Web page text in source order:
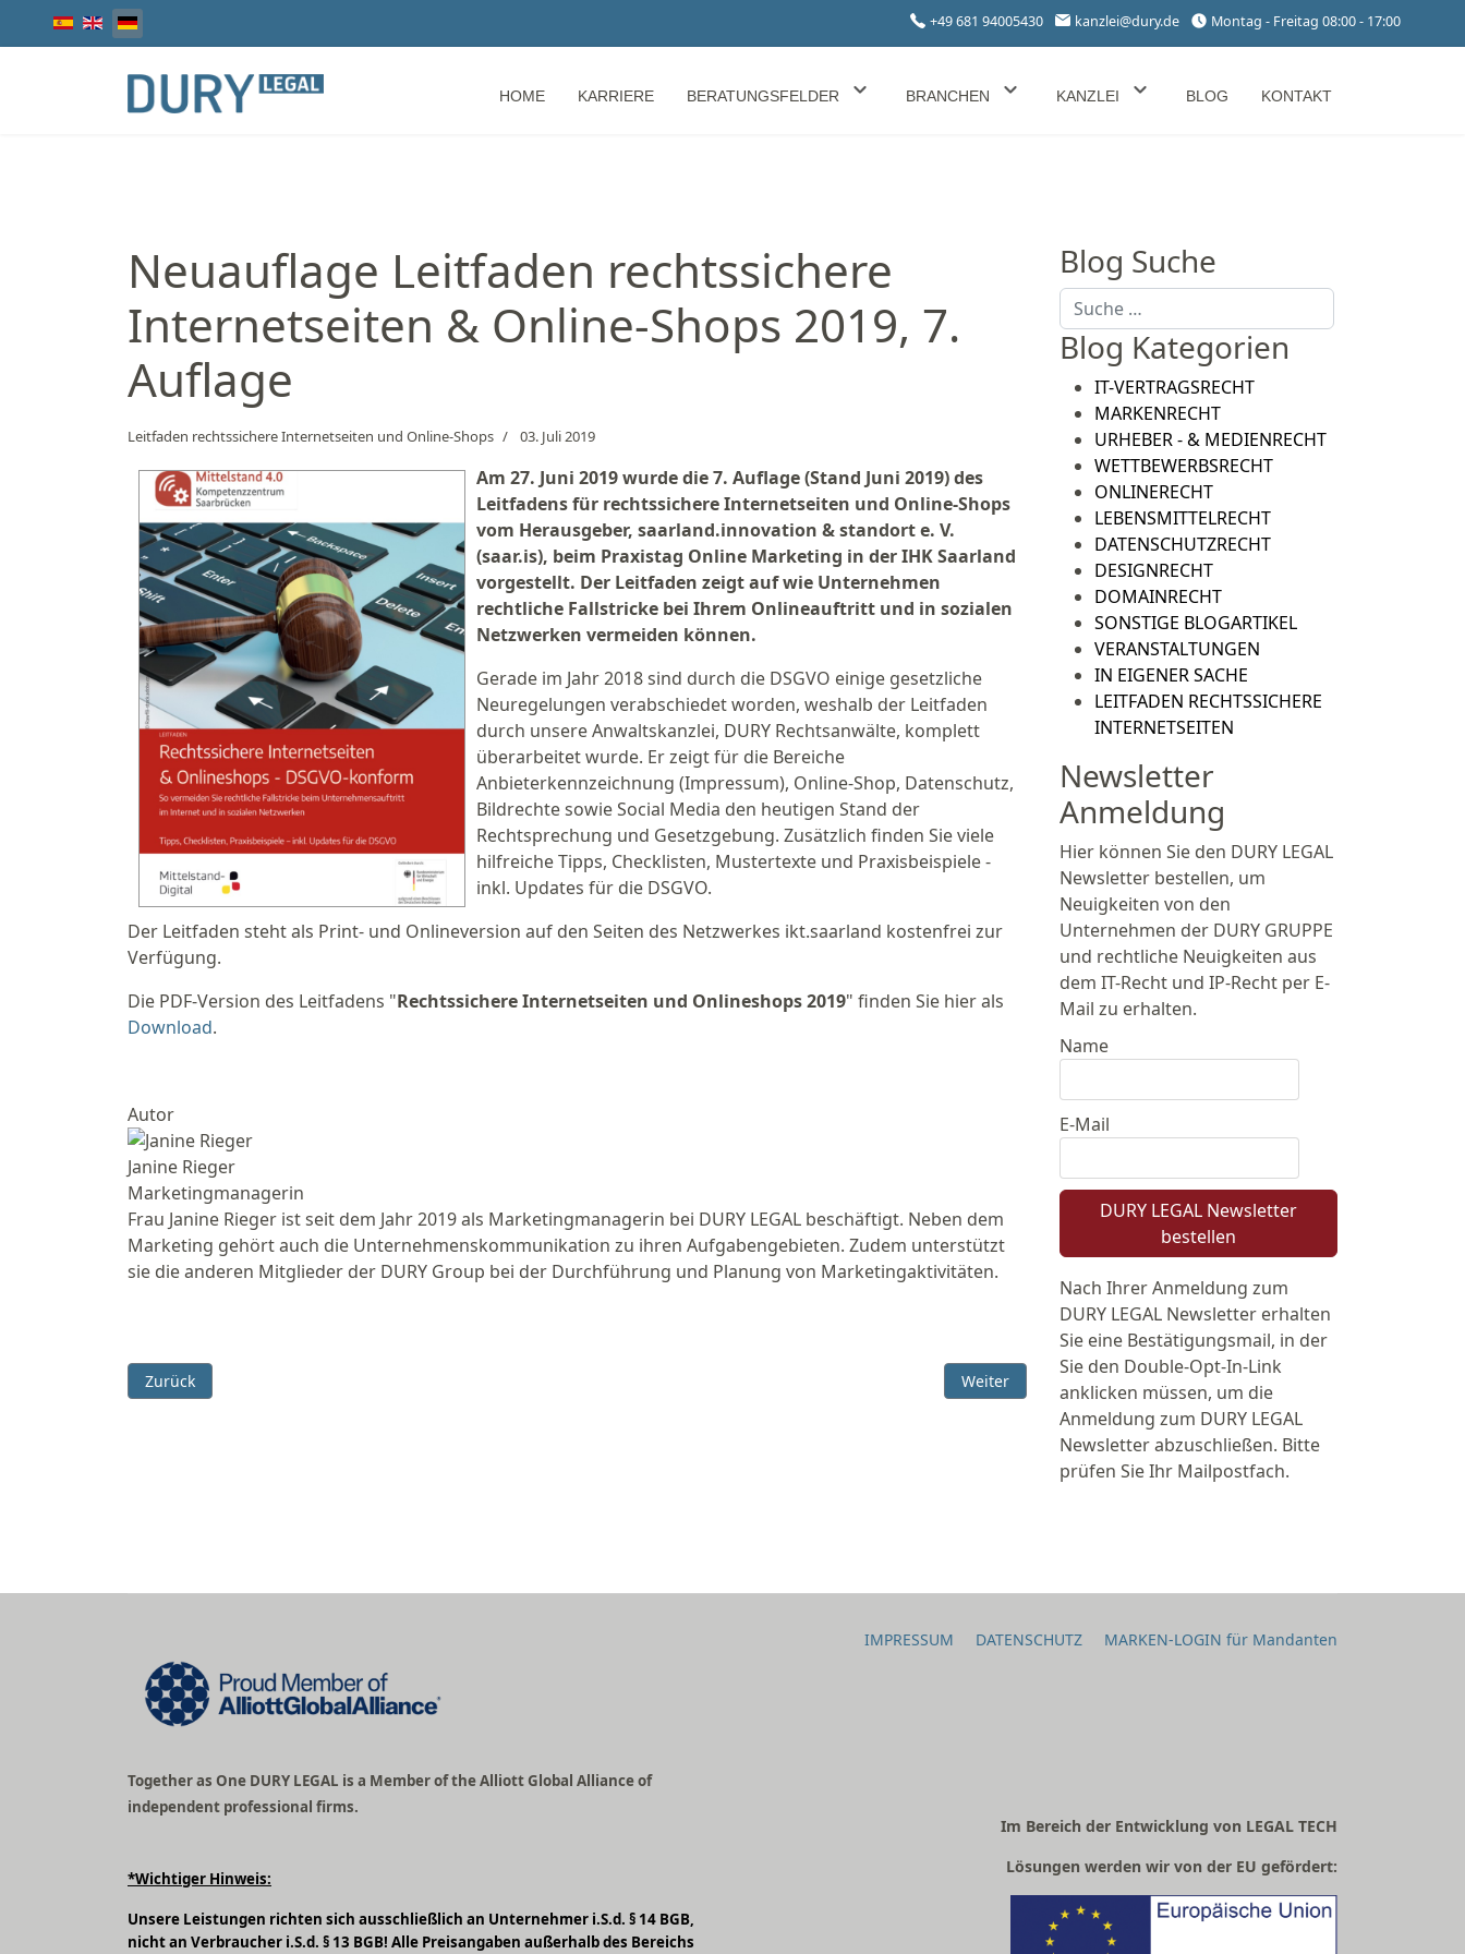
Sprache auswählen +49 681 94005430 kanzlei@dury.de Montag - Freitag 08:00 - 17:00
HOME KARRIERE BERATUNGSFELDER BRANCHEN KANZLEI BLOG KONTAKT
Neuauflage Leitfaden rechtssichere
Internetseiten & Online-Shops 2019, 7.
Auflage
Leitfaden rechtssichere Internetseiten und Online-Shops 03. Juli 2019
Am 27. Juni 2019 wurde die 7. Auflage (Stand Juni 2019) des
Leitfadens für rechtssichere Internetseiten und Online-Shops
vom Herausgeber, saarland.innovation & standort e. V.
(saar.is), beim Praxistag Online Marketing in der IHK Saarland
vorgestellt. Der Leitfaden zeigt auf wie Unternehmen
rechtliche Fallstricke bei Ihrem Onlineauftritt und in sozialen
Netzwerken vermeiden können.
Gerade im Jahr 2018 sind durch die DSGVO einige gesetzliche
Neuregelungen verabschiedet worden, weshalb der Leitfaden
durch unsere Anwaltskanzlei, DURY Rechtsanwälte, komplett
überarbeitet wurde. Er zeigt für die Bereiche
Anbieterkennzeichnung (Impressum), Online-Shop, Datenschutz,
Bildrechte sowie Social Media den heutigen Stand der
Rechtsprechung und Gesetzgebung. Zusätzlich finden Sie viele
hilfreiche Tipps, Checklisten, Mustertexte und Praxisbeispiele -
inkl. Updates für die DSGVO.
Der Leitfaden steht als Print- und Onlineversion auf den Seiten des Netzwerkes ikt.saarland kostenfrei zur
Verfügung.
Die PDF-Version des Leitfadens "Rechtssichere Internetseiten und Onlineshops 2019" finden Sie hier als
Download.
Autor
Janine Rieger
Marketingmanagerin
Frau Janine Rieger ist seit dem Jahr 2019 als Marketingmanagerin bei DURY LEGAL beschäftigt. Neben dem
Marketing gehört auch die Unternehmenskommunikation zu ihren Aufgabengebieten. Zudem unterstützt
sie die anderen Mitglieder der DURY Group bei der Durchführung und Planung von Marketingaktivitäten.
Vorheriger Beitrag: Neuauflage Leitfaden rechtssichere Internetseiten & Online-Shops 2021, 8. Auflage
Zurück Nächster Beitrag: Download des Leitfadens "Rechtssichere
Weiter
Blog Suche
Suchen
Blog Kategorien
IT-VERTRAGSRECHT
MARKENRECHT
URHEBER - & MEDIENRECHT
WETTBEWERBSRECHT
ONLINERECHT
LEBENSMITTELRECHT
DATENSCHUTZRECHT
DESIGNRECHT
DOMAINRECHT
SONSTIGE BLOGARTIKEL
VERANSTALTUNGEN
IN EIGENER SACHE
LEITFADEN RECHTSSICHERE
INTERNETSEITEN
Newsletter
Anmeldung
Hier können Sie den DURY LEGAL
Newsletter bestellen, um
Neuigkeiten von den
Unternehmen der DURY GRUPPE
und rechtliche Neuigkeiten aus
dem IT-Recht und IP-Recht per E-
Mail zu erhalten.
Name
E-Mail
DURY LEGAL Newsletter
bestellen
Nach Ihrer Anmeldung zum
DURY LEGAL Newsletter erhalten
Sie eine Bestätigungsmail, in der
Sie den Double-Opt-In-Link
anklicken müssen, um die
Anmeldung zum DURY LEGAL
Newsletter abzuschließen. Bitte
prüfen Sie Ihr Mailpostfach.
Together as One DURY LEGAL is a Member of the Alliott Global Alliance of
independent professional firms.
*Wichtiger Hinweis:
Unsere Leistungen richten sich ausschließlich an Unternehmer i.S.d. § 14 BGB,
nicht an Verbraucher i.S.d. § 13 BGB! Alle Preisangaben außerhalb des Bereichs
IMPRESSUM DATENSCHUTZ MARKEN-LOGIN für Mandanten
Im Bereich der Entwicklung von LEGAL TECH
Lösungen werden wir von der EU gefördert: